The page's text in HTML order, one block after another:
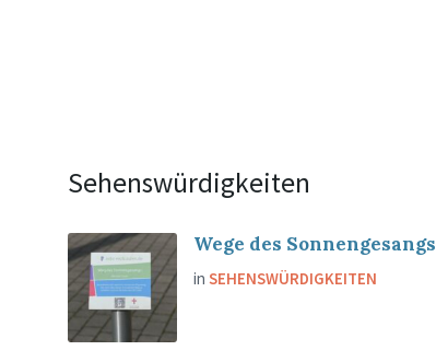
Sehenswürdigkeiten
Wege des Sonnengesangs
in SEHENSWÜRDIGKEITEN